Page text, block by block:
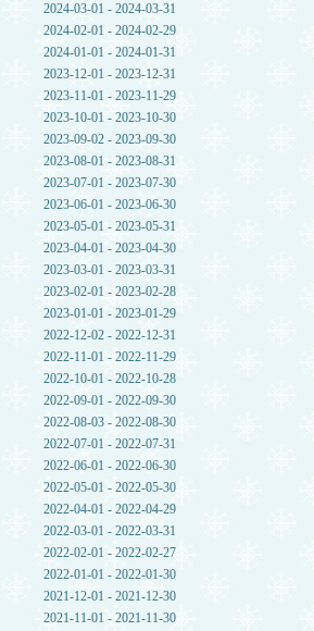
2024-03-01 - 2024-03-31
2024-02-01 - 2024-02-29
2024-01-01 - 2024-01-31
2023-12-01 - 2023-12-31
2023-11-01 - 2023-11-29
2023-10-01 - 2023-10-30
2023-09-02 - 2023-09-30
2023-08-01 - 2023-08-31
2023-07-01 - 2023-07-30
2023-06-01 - 2023-06-30
2023-05-01 - 2023-05-31
2023-04-01 - 2023-04-30
2023-03-01 - 2023-03-31
2023-02-01 - 2023-02-28
2023-01-01 - 2023-01-29
2022-12-02 - 2022-12-31
2022-11-01 - 2022-11-29
2022-10-01 - 2022-10-28
2022-09-01 - 2022-09-30
2022-08-03 - 2022-08-30
2022-07-01 - 2022-07-31
2022-06-01 - 2022-06-30
2022-05-01 - 2022-05-30
2022-04-01 - 2022-04-29
2022-03-01 - 2022-03-31
2022-02-01 - 2022-02-27
2022-01-01 - 2022-01-30
2021-12-01 - 2021-12-30
2021-11-01 - 2021-11-30